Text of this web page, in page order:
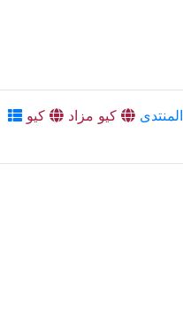
المنتدى كيو مزاد
كيو